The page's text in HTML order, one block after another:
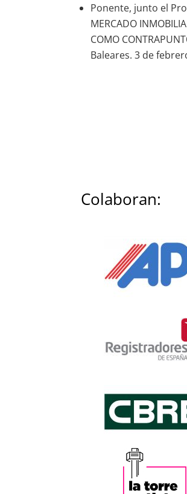
Ponente, junto el
MERCADO
COMO
Baleares. 3 de
Colaboran: